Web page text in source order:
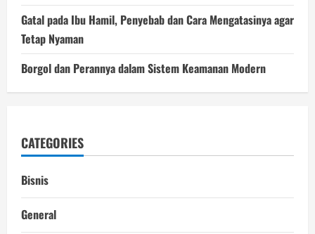
Gatal pada Ibu Hamil, Penyebab dan Cara Mengatasinya agar
Tetap Nyaman
Borgol dan Perannya dalam Sistem Keamanan Modern
CATEGORIES
Bisnis
General